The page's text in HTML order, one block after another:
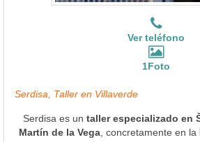
Ver teléfono
1Foto
Serdisa, Taller en Villaverde
Serdisa es un taller especializado en
Martín de la Vega, concretamente en la